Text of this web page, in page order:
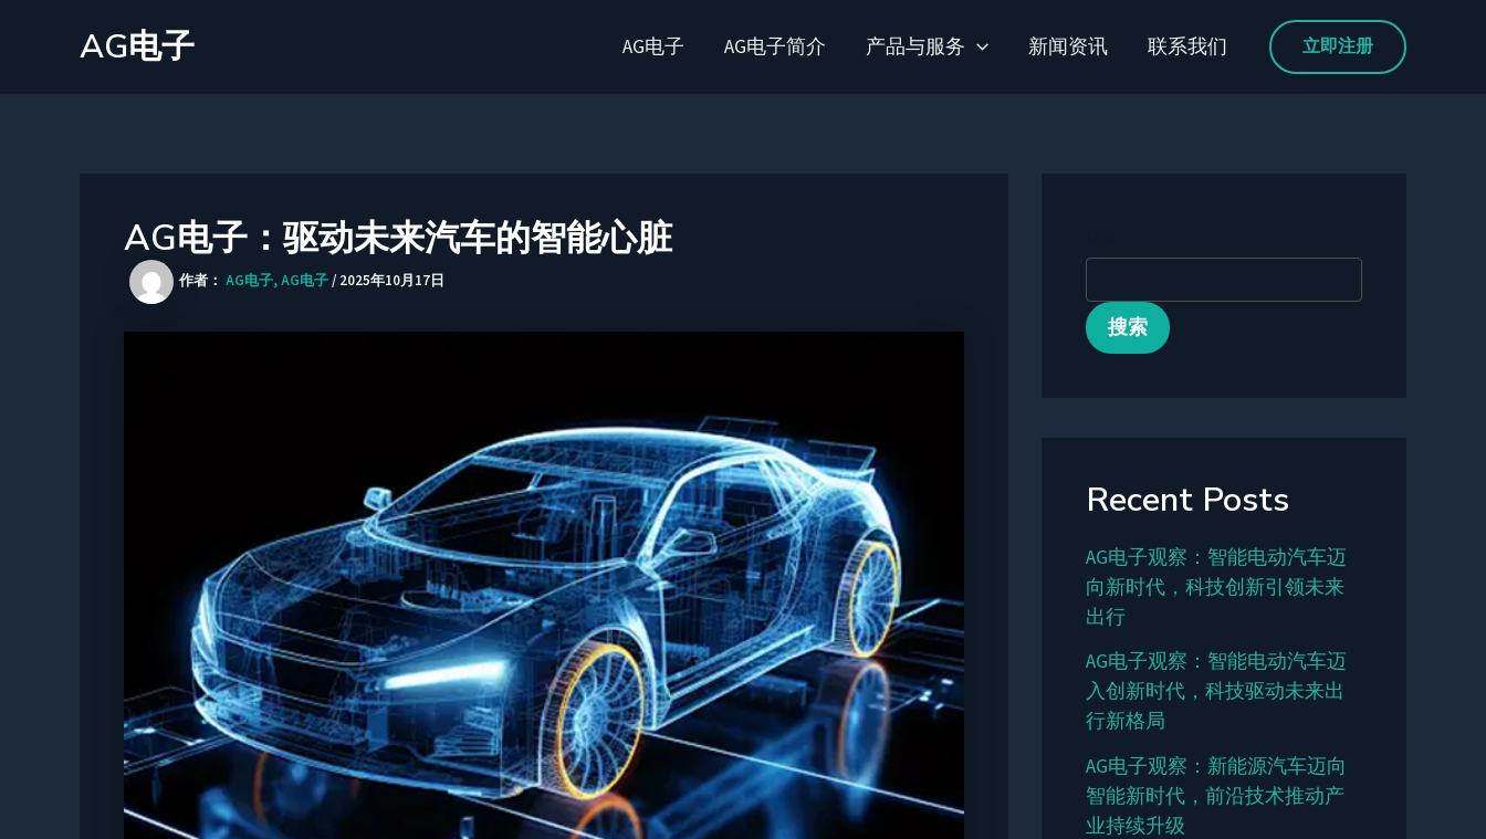
AG电子 AG电子 AG电子简介 产品与服务 新闻资讯 联系我们 立即注册
AG电子：驱动未来汽车的智能心脏
作者： AG电子, AG电子/ 2025年10月17日
搜索
Recent Posts
AG电子观察：智能电动汽车迈
向新时代，科技创新引领未来
出行
AG电子观察：智能电动汽车迈
入创新时代，科技驱动未来出
行新格局
AG电子观察：新能源汽车迈向
智能新时代，前沿技术推动产
业持续升级